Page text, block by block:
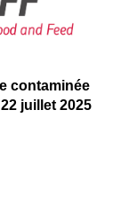
contaminée
juillet 2025